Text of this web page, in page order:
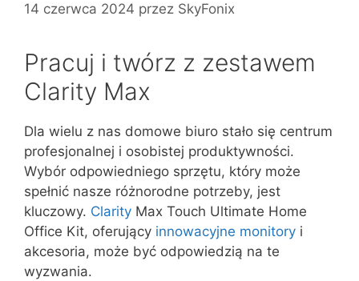
14 czerwca 2024 przez SkyFonix
Pracuj i twórz z zestawem
Clarity Max
Dla wielu z nas domowe biuro stało się centrum
profesjonalnej i osobistej produktywności.
Wybór odpowiedniego sprzętu, który może
spełnić nasze różnorodne potrzeby, jest
kluczowy. Clarity Max Touch Ultimate Home
Office Kit, oferujący innowacyjne monitory i
akcesoria, może być odpowiedzią na te
wyzwania.